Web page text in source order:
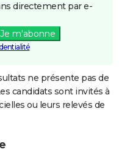
directement par e-
Je m'abonne
ne présente pas de
candidats sont invités à
ou leurs relevés de